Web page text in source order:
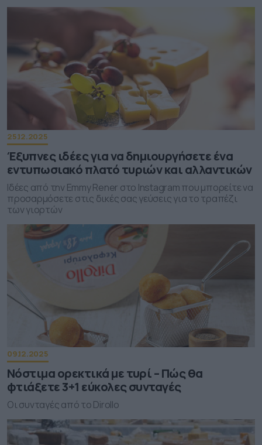
25.12.2025
Έξυπνες ιδέες για να δημιουργήσετε ένα
εντυπωσιακό πλατό τυριών και αλλαντικών
Ιδέες από την Emmy Rener στο Instagram που μπορείτε να
προσαρμόσετε στις δικές σας γεύσεις για το τραπέζι
των γιορτών
09.12.2025
Νόστιμα ορεκτικά με τυρί – Πώς θα
φτιάξετε 3+1 εύκολες συνταγές
Οι συνταγές από το Dirollo